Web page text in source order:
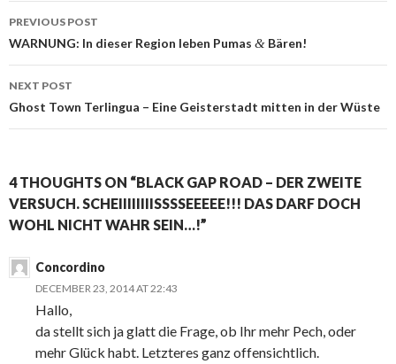
Post
navigation
PREVIOUS POST
WARNUNG: In dieser Region leben Pumas & Bären!
NEXT POST
Ghost Town Terlingua – Eine Geisterstadt mitten in der Wüste
4 THOUGHTS ON “BLACK GAP ROAD – DER ZWEITE
VERSUCH. SCHEIIIIIIIISSSSEEEEE!!! DAS DARF DOCH
WOHL NICHT WAHR SEIN…!”
Concordino
DECEMBER 23, 2014 AT 22:43
Hallo,
da stellt sich ja glatt die Frage, ob Ihr mehr Pech, oder
mehr Glück habt. Letzteres ganz offensichtlich.